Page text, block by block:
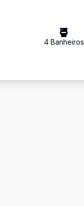
4Banheiros